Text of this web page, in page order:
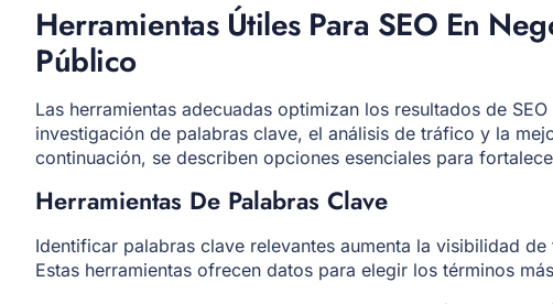
Herramientas Útiles Para SEO En
Público
Las herramientas adecuadas optimizan los resultados de
investigación de palabras clave, el análisis de tráfico y la
continuación, se describen opciones esenciales para
Herramientas De Palabras Clave
Identificar palabras clave relevantes aumenta la visibilidad
Estas herramientas ofrecen datos para elegir los términos